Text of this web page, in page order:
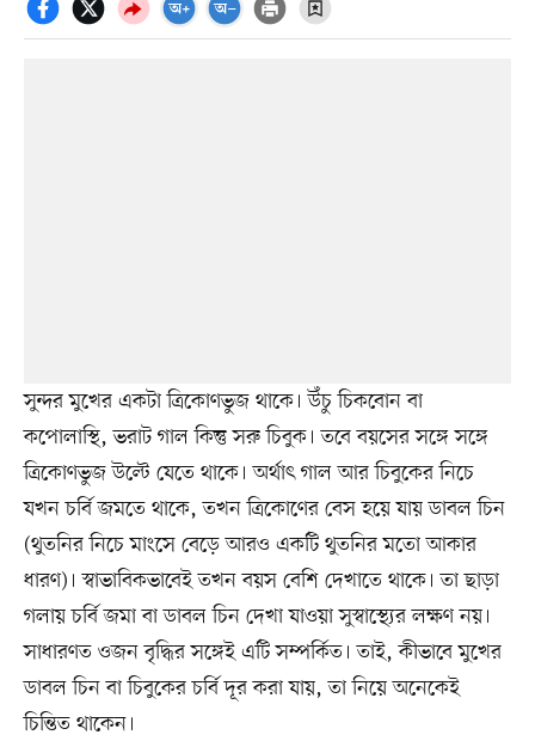
সুন্দর মুখের একটা ত্রিকোণভুজ থাকে। উঁচু চিকবোন বা
কপোলাস্থি, ভরাট গাল কিন্তু সরু চিবুক। তবে বয়সের সঙ্গে সঙ্গে
ত্রিকোণভুজ উল্টে যেতে থাকে। অর্থাৎ গাল আর চিবুকের নিচে
যখন চর্বি জমতে থাকে, তখন ত্রিকোণের বেস হয়ে যায় ডাবল চিন
(থুতনির নিচে মাংসে বেড়ে আরও একটি থুতনির মতো আকার
ধারণ)। স্বাভাবিকভাবেই তখন বয়স বেশি দেখাতে থাকে। তা ছাড়া
গলায় চর্বি জমা বা ডাবল চিন দেখা যাওয়া সুস্বাস্থ্যের লক্ষণ নয়।
সাধারণত ওজন বৃদ্ধির সঙ্গেই এটি সম্পর্কিত। তাই, কীভাবে মুখের
ডাবল চিন বা চিবুকের চর্বি দূর করা যায়, তা নিয়ে অনেকেই
চিন্তিত থাকেন।